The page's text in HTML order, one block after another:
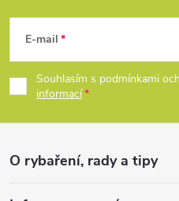
p
a
E-mail
Souhlasím s podmínkami
informací
O rybaření, rady a tipy